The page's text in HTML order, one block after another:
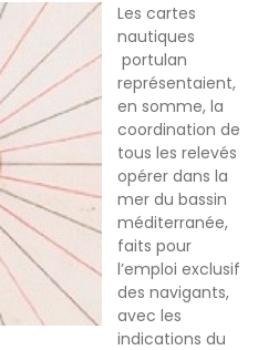
Les cartes
nautiques
portulan
représentaient,
en somme, la
coordination de
tous les relevés
opérer dans la
mer du bassin
méditerranée,
faits pour
l’emploi exclusif
des navigants,
avec les
indications du